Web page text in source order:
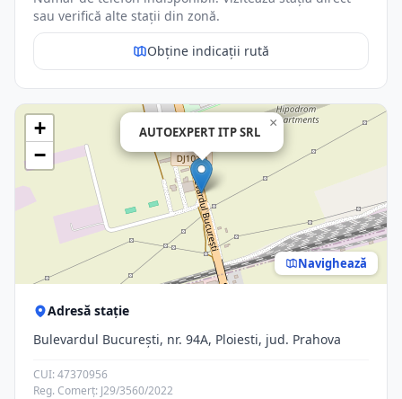
sau verifică alte stații din zonă.
Obține indicații rută
AUTOEXPERT ITP SRL
×
+
−
Navighează
Adresă stație
Bulevardul București, nr. 94A, Ploiesti, jud. Prahova
CUI: 47370956
Reg. Comerț: J29/3560/2022